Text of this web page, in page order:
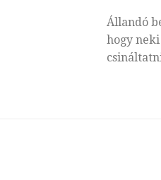
Állandó
hogy